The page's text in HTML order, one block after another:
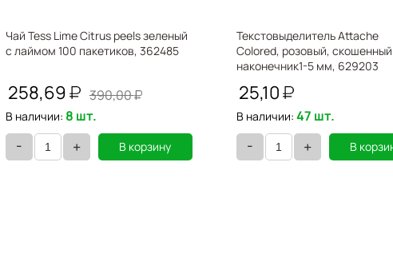
Чай Tess Lime Citrus peels зеленый
с лаймом 100 пакетиков, 362485
258,69 390,00
В наличии: 8 шт.
- + В корзину
Текстовыделитель Attache
Colored, розовый, скошенный
наконечник1-5 мм, 629203
25,10
В наличии: 47 шт.
- + В